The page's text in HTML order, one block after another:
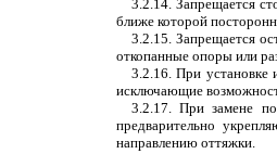
3.2.14. Запрещается
ближе которой
3.2.15. Запрещается
откопанные опоры или
3.2.16. При установке
исключающие
3.2.17. При замене
предварительно
направлению оттяжки.